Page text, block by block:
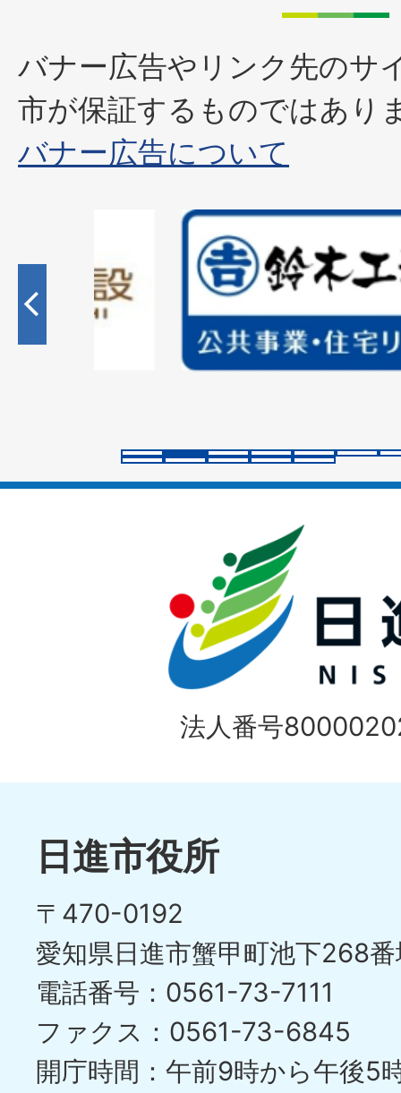
バナー広告やリンク先のサ
市が保証するものではあり
バナー広告について
2
枚
目
の
ラ
イ
法人番号
日進市役所
〒470-0192
愛知県日進市蟹甲町池下268
電話番号：0561-73-7111
ファクス：0561-73-6845
開庁時間：午前9時から午後5